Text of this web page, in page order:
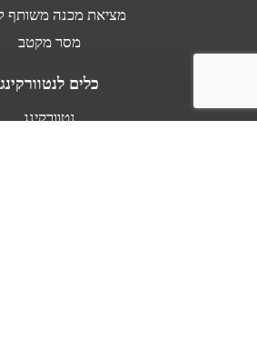
מציאת מכנה משותף
מסר מקטב
כלים לנטוורקינג
נטוורקינג